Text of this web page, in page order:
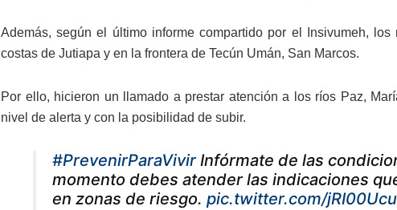
Además, según el último informe compartido por el Insivumeh,
costas de Jutiapa y en la frontera de Tecún Umán, San Marcos.
Por ello, hicieron un llamado a prestar atención a los ríos Paz,
nivel de alerta y con la posibilidad de subir.
#PrevenirParaVivirInfórmate de las
momento debes atender las indicaciones
en zonas de riesgo. pic.twitter.com/